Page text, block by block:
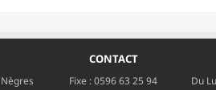
CONTACT
Fixe :0596 63 25 94
Du